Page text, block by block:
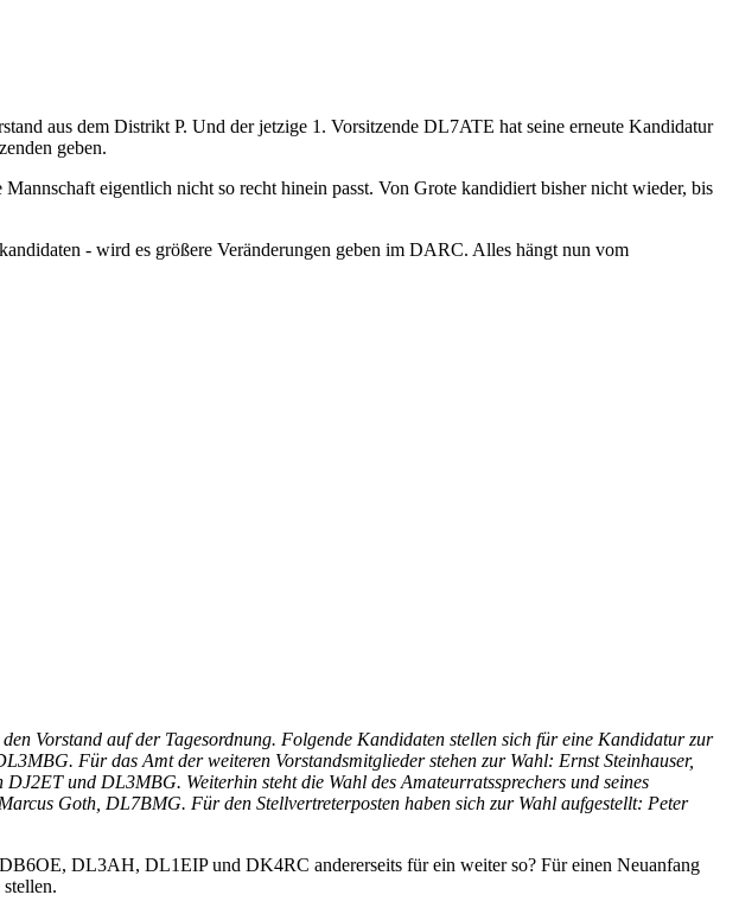
aus dem Distrikt P. Und der jetzige 1. Vorsitzende DL7ATE hat seine erneute Kandidatur
geben.
eigentlich nicht so recht hinein passt. Von Grote kandidiert bisher nicht wieder, bis
- wird es größere Veränderungen geben im DARC. Alles hängt nun vom
Vorstand auf der Tagesordnung. Folgende Kandidaten stellen sich für eine Kandidatur zur
Für das Amt der weiteren Vorstandsmitglieder stehen zur Wahl: Ernst Steinhauser,
und DL3MBG. Weiterhin steht die Wahl des Amateurratssprechers und seines
Goth, DL7BMG. Für den Stellvertreterposten haben sich zur Wahl aufgestellt: Peter
DL3AH, DL1EIP und DK4RC andererseits für ein weiter so? Für einen Neuanfang